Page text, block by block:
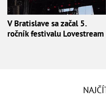
V Bratislave sa začal 5.
ročník festivalu Lovestream